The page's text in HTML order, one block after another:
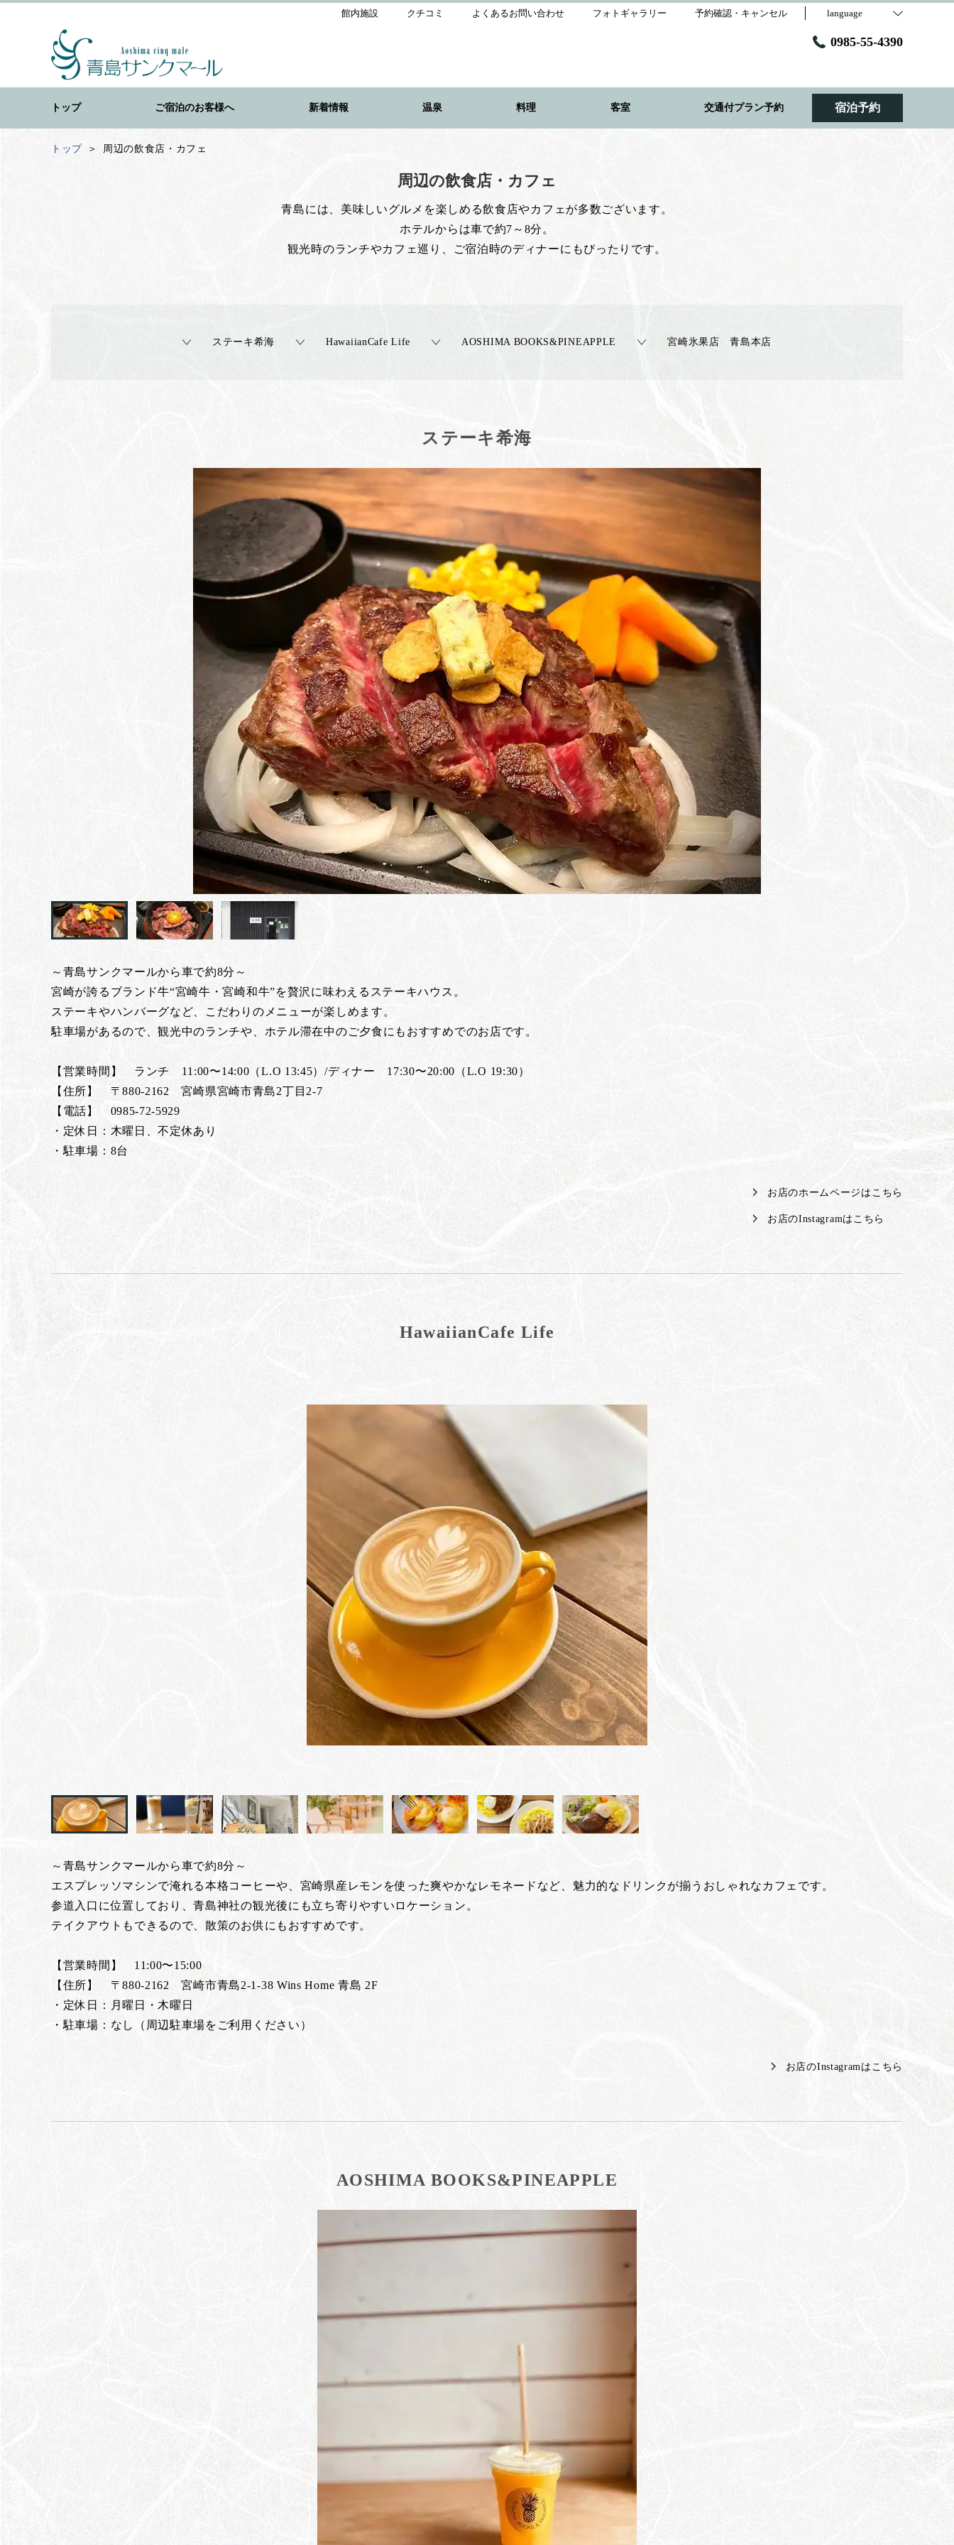
館内施設 クチコミ よくあるお問い合わせ フォトギャラリー 予約確認・キャンセル language
0985-55-4390
トップ ご宿泊のお客様へ 新着情報 温泉 料理 客室 交通付プラン予約 宿泊予約
トップ 周辺の飲食店・カフェ
周辺の飲食店・カフェ
青島には、美味しいグルメを楽しめる飲食店やカフェが多数ございます。
ホテルからは車で約7～8分。
観光時のランチやカフェ巡り、ご宿泊時のディナーにもぴったりです。
ステーキ希海 HawaiianCafe Life AOSHIMA BOOKS&PINEAPPLE 宮崎氷果店 青島本店
ステーキ希海
～青島サンクマールから車で約8分～
宮崎が誇るブランド牛“宮崎牛・宮崎和牛”を贅沢に味わえるステーキハウス。
ステーキやハンバーグなど、こだわりのメニューが楽しめます。
駐車場があるので、観光中のランチや、ホテル滞在中のご夕食にもおすすめでのお店です。
【営業時間】 ランチ 11:00〜14:00（L.O 13:45）/ディナー 17:30〜20:00（L.O 19:30）
【住所】 〒880-2162 宮崎県宮崎市青島2丁目2-7
【電話】 0985-72-5929
・定休日：木曜日、不定休あり
・駐車場：8台
お店のホームページはこちら
お店のInstagramはこちら
HawaiianCafe Life
～青島サンクマールから車で約8分～
エスプレッソマシンで淹れる本格コーヒーや、宮崎県産レモンを使った爽やかなレモネードなど、魅力的なドリンクが揃うおしゃれなカフェです。
参道入口に位置しており、青島神社の観光後にも立ち寄りやすいロケーション。
テイクアウトもできるので、散策のお供にもおすすめです。
【営業時間】 11:00〜15:00
【住所】 〒880-2162 宮崎市青島2-1-38 Wins Home 青島 2F
・定休日：月曜日・木曜日
・駐車場：なし（周辺駐車場をご利用ください）
お店のInstagramはこちら
AOSHIMA BOOKS&PINEAPPLE